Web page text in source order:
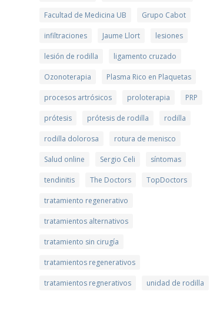
Facultad de Medicina UB Grupo Cabot
infiltraciones Jaume Llort lesiones
lesión de rodilla ligamento cruzado
Ozonoterapia Plasma Rico en Plaquetas
procesos artrósicos proloterapia PRP
prótesis prótesis de rodilla rodilla
rodilla dolorosa rotura de menisco
Salud online Sergio Celi síntomas
tendinitis The Doctors TopDoctors
tratamiento regenerativo
tratamientos alternativos
tratamiento sin cirugía
tratamientos regenerativos
tratamientos regnerativos unidad de rodilla